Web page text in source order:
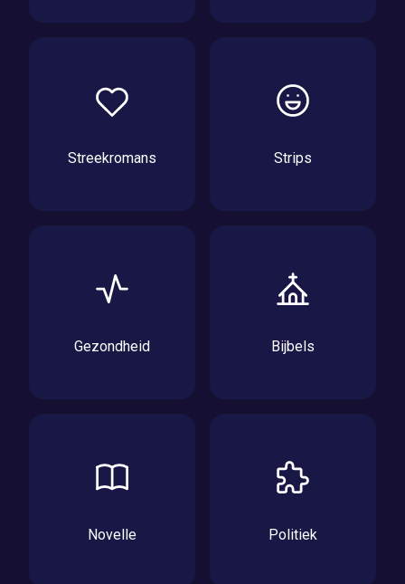
Streekromans Strips
Gezondheid Bijbels
Novelle Politiek